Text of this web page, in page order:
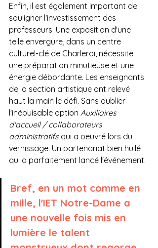
Enfin, il est également important de
souligner l'investissement des
professeurs. Une exposition d'une
telle envergure, dans un centre
culturel-clé de Charleroi, nécessite
une préparation minutieuse et une
énergie débordante. Les enseignants
de la section artistique ont relevé
haut la main le défi. Sans oublier
l'inépuisable option Auxiliaires
d'accueil / collaborateurs
administratifs qui a oeuvré lors du
vernissage. Un partenariat bien huilé
qui a parfaitement lancé l'événement.
Bref, en un mot comme en
mille, l'IET Notre-Dame a
une nouvelle fois mis en
lumière le talent